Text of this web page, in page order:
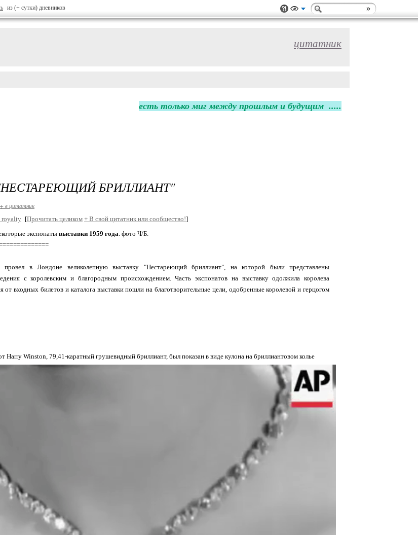
из (+ сутки) дневников
цитатник
есть только миг между прошлым и будущим .....
БРИЛЛИАНТ"
+ в цитатник
[Прочитать целиком + В свой цитатник или сообщество!]
экспонатывыставки 1959 года. фото Ч/Б.
в Лондоне великолепную выставку "Нестареющий бриллиант", на которой были представлены
с королевским и благородным происхождением. Часть экспонатов на выставку одолжила королева
от входных билетов и каталога выставки пошли на благотворительные цели, одобренные королевой и герцогом
Harry Winston, 79,41-каратный грушевидный бриллиант, был показан в виде кулона на бриллиантовом колье